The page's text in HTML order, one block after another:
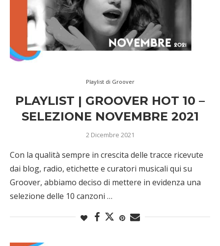
Playlist di Groover
PLAYLIST | GROOVER HOT 10 –
SELEZIONE NOVEMBRE 2021
2 Dicembre 2021
Con la qualità sempre in crescita delle tracce ricevute
dai blog, radio, etichette e curatori musicali qui su
Groover, abbiamo deciso di mettere in evidenza una
selezione delle 10 canzoni …